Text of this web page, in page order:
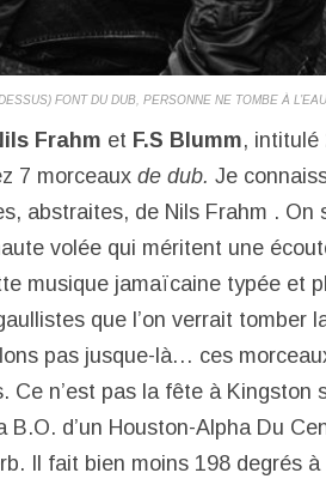
FONT DU DUB, PERSONNE NE TOMBE À L’EAU
Frahm et F.S Blumm, intitulé
7 morceaux de dub. Je
abstraites, de Nils Frahm . On
volée qui méritent une
musique jamaïcaine typée et
que l’on verrait tomber
pas jusque-là… ces
n’est pas la fête à Kingston
B.O. d’un Houston-Alpha Du
Il fait bien moins 198 degrés à